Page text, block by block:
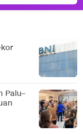
Palu–